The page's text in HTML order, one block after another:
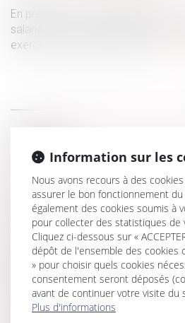
En présence d’un danger grave et
salarié peut, en vertu de l’article L
exercer son droit de retrait...
La dissimulation de relations
salariés peut constituer une faute
Clause de non-concurrence
contrepartie financière indûment
La possible retenue sur salaire
abusif du droit de retrait des
Nullité du licenciement à raison
sur l’office du juge
Versement de l'intéressement et
Information sur les
Nous avons recours à des
assurer le bon fonctionnement
également des cookies soumis à
pour collecter des statistiques de
Cliquez ci-dessous sur «
dépôt de l'ensemble des cookies
» pour choisir quels cookies
consentement seront déposés
avant de continuer votre visite du
Plus d'informations